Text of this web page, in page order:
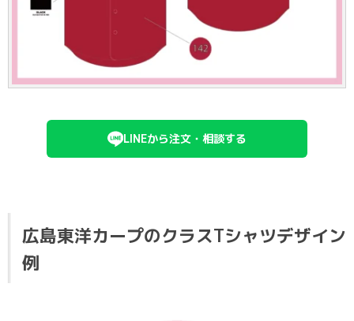
LINEから注文・相談する
広島東洋カープのクラスTシャツデザイン
例